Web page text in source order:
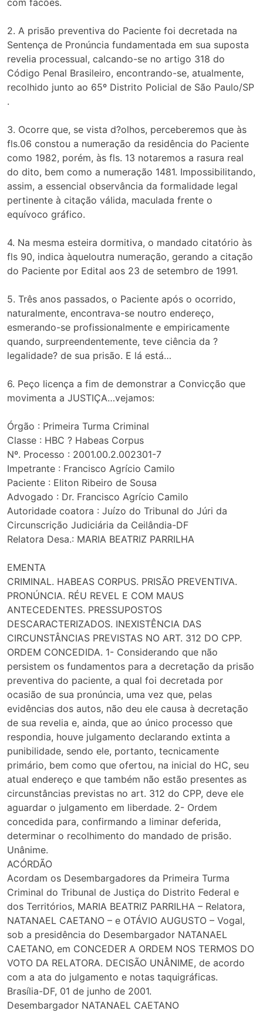
com facões.
2. A prisão preventiva do Paciente foi decretada na
Sentença de Pronúncia fundamentada em sua suposta
revelia processual, calcando-se no artigo 318 do
Código Penal Brasileiro, encontrando-se, atualmente,
recolhido junto ao 65º Distrito Policial de São Paulo/SP
.
3. Ocorre que, se vista d?olhos, perceberemos que às
fls.06 constou a numeração da residência do Paciente
como 1982, porém, às fls. 13 notaremos a rasura real
do dito, bem como a numeração 1481. Impossibilitando,
assim, a essencial observância da formalidade legal
pertinente à citação válida, maculada frente o
equívoco gráfico.
4. Na mesma esteira dormitiva, o mandado citatório às
fls 90, indica àqueloutra numeração, gerando a citação
do Paciente por Edital aos 23 de setembro de 1991.
5. Três anos passados, o Paciente após o ocorrido,
naturalmente, encontrava-se noutro endereço,
esmerando-se profissionalmente e empiricamente
quando, surpreendentemente, teve ciência da ?
legalidade? de sua prisão. E lá está…
6. Peço licença a fim de demonstrar a Convicção que
movimenta a JUSTIÇA…vejamos:
Órgão : Primeira Turma Criminal
Classe : HBC ? Habeas Corpus
Nº. Processo : 2001.00.2.002301-7
Impetrante : Francisco Agrício Camilo
Paciente : Eliton Ribeiro de Sousa
Advogado : Dr. Francisco Agrício Camilo
Autoridade coatora : Juízo do Tribunal do Júri da
Circunscrição Judiciária da Ceilândia-DF
Relatora Desa.: MARIA BEATRIZ PARRILHA
EMENTA
CRIMINAL. HABEAS CORPUS. PRISÃO PREVENTIVA.
PRONÚNCIA. RÉU REVEL E COM MAUS
ANTECEDENTES. PRESSUPOSTOS
DESCARACTERIZADOS. INEXISTÊNCIA DAS
CIRCUNSTÂNCIAS PREVISTAS NO ART. 312 DO CPP.
ORDEM CONCEDIDA. 1- Considerando que não
persistem os fundamentos para a decretação da prisão
preventiva do paciente, a qual foi decretada por
ocasião de sua pronúncia, uma vez que, pelas
evidências dos autos, não deu ele causa à decretação
de sua revelia e, ainda, que ao único processo que
respondia, houve julgamento declarando extinta a
punibilidade, sendo ele, portanto, tecnicamente
primário, bem como que ofertou, na inicial do HC, seu
atual endereço e que também não estão presentes as
circunstâncias previstas no art. 312 do CPP, deve ele
aguardar o julgamento em liberdade. 2- Ordem
concedida para, confirmando a liminar deferida,
determinar o recolhimento do mandado de prisão.
Unânime.
ACÓRDÃO
Acordam os Desembargadores da Primeira Turma
Criminal do Tribunal de Justiça do Distrito Federal e
dos Territórios, MARIA BEATRIZ PARRILHA – Relatora,
NATANAEL CAETANO – e OTÁVIO AUGUSTO – Vogal,
sob a presidência do Desembargador NATANAEL
CAETANO, em CONCEDER A ORDEM NOS TERMOS DO
VOTO DA RELATORA. DECISÃO UNÂNIME, de acordo
com a ata do julgamento e notas taquigráficas.
Brasília-DF, 01 de junho de 2001.
Desembargador NATANAEL CAETANO